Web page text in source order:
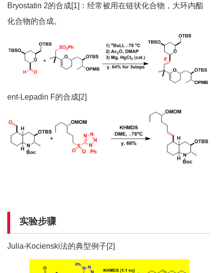
Bryostatin 2的合成[1]：经常被用在链状化合物，大环内酯
化合物的合成。
ent-Lepadin F的合成[2]
实验步骤
Julia-Kocienski法的典型例子[2]